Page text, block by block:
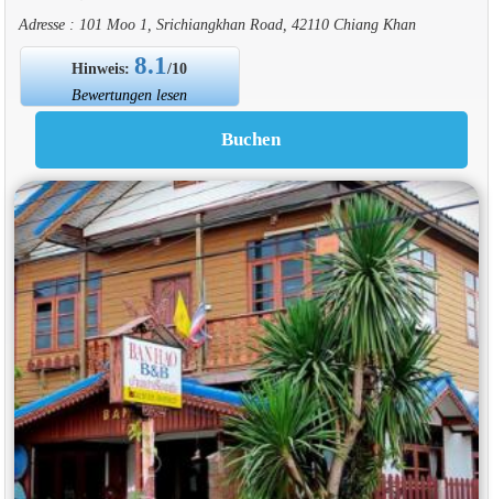
Adresse : 101 Moo 1, Srichiangkhan Road, 42110 Chiang Khan
Hinweis:8.1/10
Bewertungen lesen